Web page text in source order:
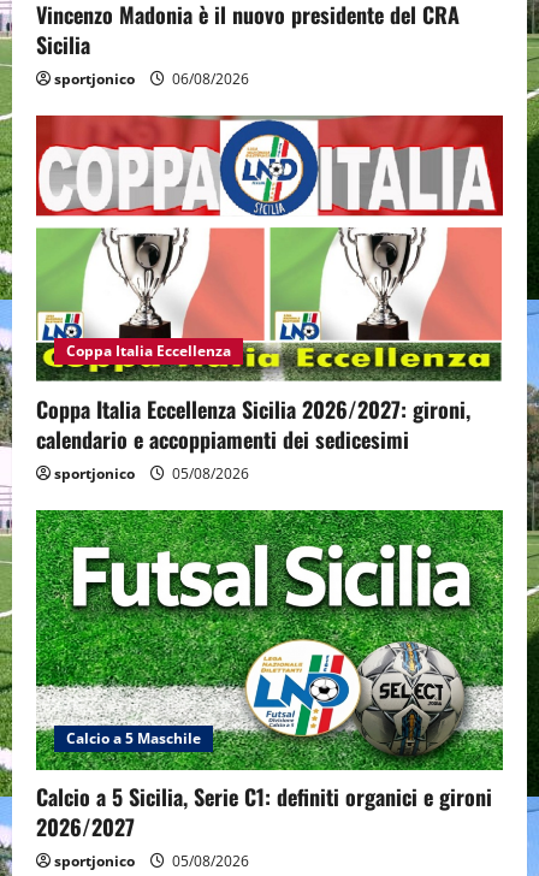
Vincenzo Madonia è il nuovo presidente del CRA
Sicilia
sportjonico 06/08/2026
Coppa Italia Eccellenza
Coppa Italia Eccellenza Sicilia 2026/2027: gironi,
calendario e accoppiamenti dei sedicesimi
sportjonico 05/08/2026
Calcio a 5 Maschile
Calcio a 5 Sicilia, Serie C1: definiti organici e gironi
2026/2027
sportjonico 05/08/2026